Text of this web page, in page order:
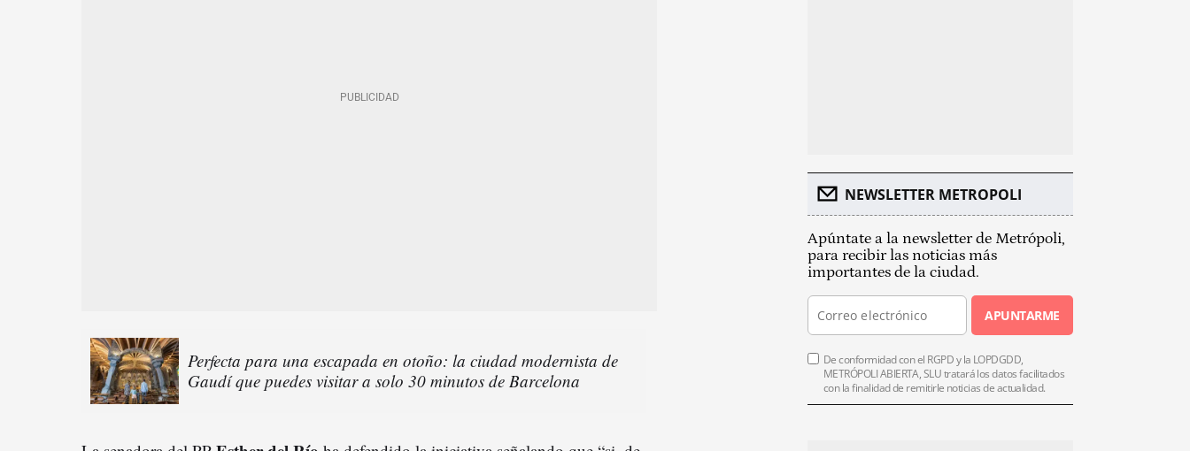
Perfecta para una escapada en otoño: la ciudad modernista de
Gaudí que puedes visitar a solo 30 minutos de Barcelona
NEWSLETTER METROPOLI
Apúntate a la newsletter de Metrópoli,
para recibir las noticias más
importantes de la ciudad.
APUNTARME
De conformidad con el RGPD y la LOPDGDD,
METRÓPOLI ABIERTA, SLU tratará los datos facilitados
con la finalidad de remitirle noticias de actualidad.